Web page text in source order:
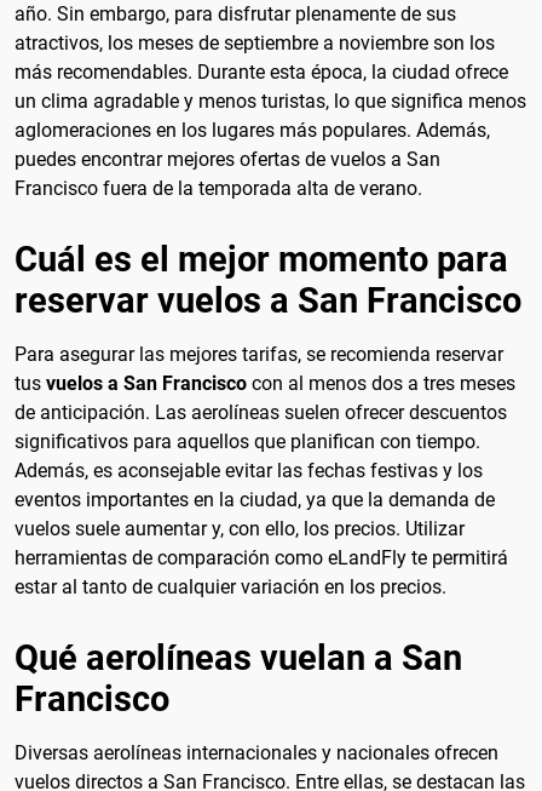
año. Sin embargo, para disfrutar plenamente de sus
atractivos, los meses de septiembre a noviembre son los
más recomendables. Durante esta época, la ciudad ofrece
un clima agradable y menos turistas, lo que significa menos
aglomeraciones en los lugares más populares. Además,
puedes encontrar mejores ofertas de vuelos a San
Francisco fuera de la temporada alta de verano.
Cuál es el mejor momento para
reservar vuelos a San Francisco
Para asegurar las mejores tarifas, se recomienda reservar
tus vuelos a San Francisco con al menos dos a tres meses
de anticipación. Las aerolíneas suelen ofrecer descuentos
significativos para aquellos que planifican con tiempo.
Además, es aconsejable evitar las fechas festivas y los
eventos importantes en la ciudad, ya que la demanda de
vuelos suele aumentar y, con ello, los precios. Utilizar
herramientas de comparación como eLandFly te permitirá
estar al tanto de cualquier variación en los precios.
Qué aerolíneas vuelan a San
Francisco
Diversas aerolíneas internacionales y nacionales ofrecen
vuelos directos a San Francisco. Entre ellas, se destacan las